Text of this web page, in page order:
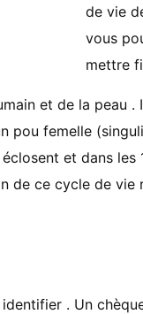
de vie
vous
mettre
et de la peau
pou femelle
et dans
de ce cycle de
. Un